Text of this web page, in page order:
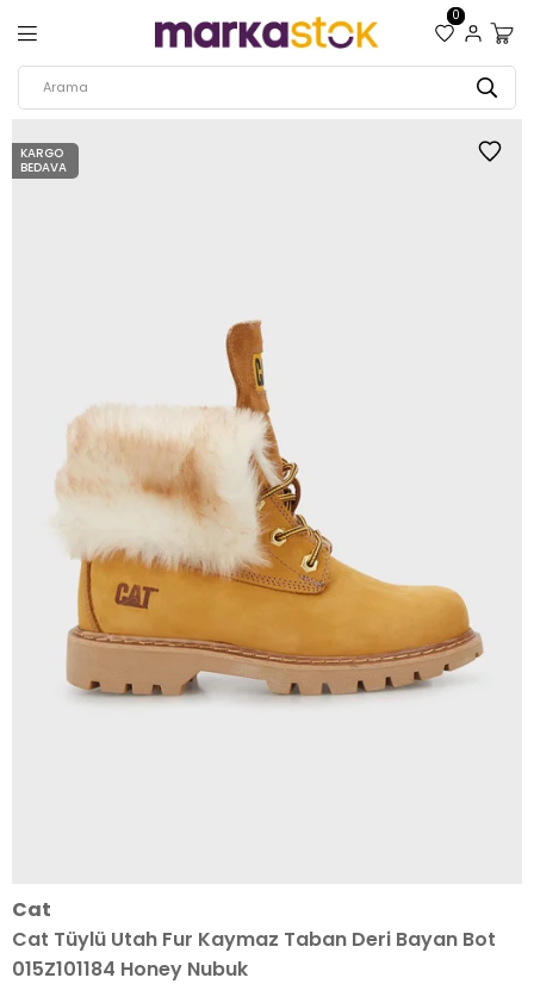
0
KARGO
BEDAVA
Cat
Cat Tüylü Utah Fur Kaymaz Taban Deri Bayan Bot
015Z101184 Honey Nubuk